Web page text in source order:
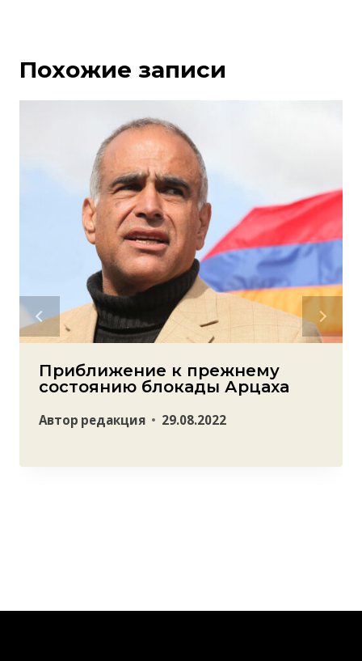
Похожие записи
Приближение к прежнему
состоянию блокады Арцаха
Автор редакция 29.08.2022